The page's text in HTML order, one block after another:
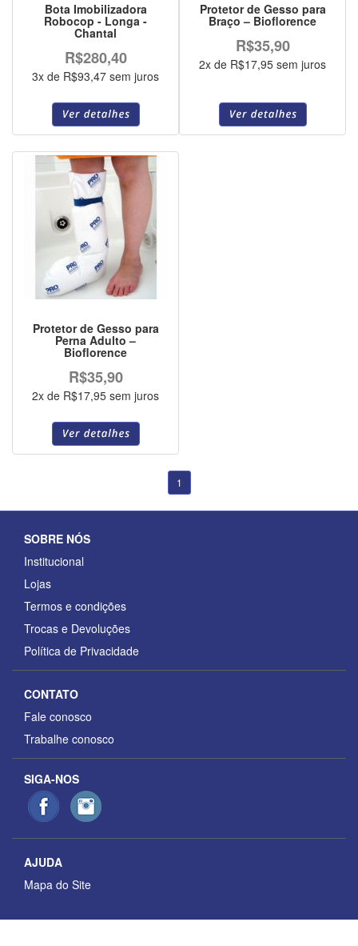
Bota Imobilizadora
Robocop - Longa -
Chantal
R$280,40
3x de R$93,47 sem juros
Protetor de Gesso para
Braço – Bioflorence
R$35,90
2x de R$17,95 sem juros
Protetor de Gesso para
Perna Adulto –
Bioflorence
R$35,90
2x de R$17,95 sem juros
1
SOBRE NÓS
Institucional
Lojas
Termos e condições
Trocas e Devoluções
Política de Privacidade
CONTATO
Fale conosco
Trabalhe conosco
SIGA-NOS
AJUDA
Mapa do Site